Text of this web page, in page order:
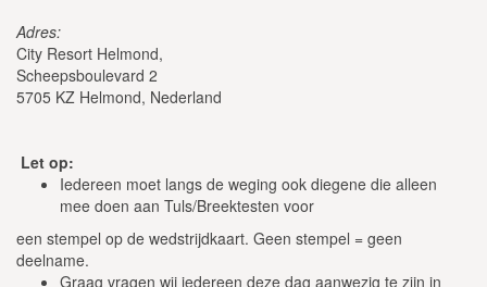
Adres:
City Resort Helmond,
Scheepsboulevard 2
5705 KZ Helmond, Nederland
Let op:
Iedereen moet langs de weging ook diegene die alleen
mee doen aan Tuls/Breektesten voor
een stempel op de wedstrijdkaart. Geen stempel = geen
deelname.
Graag vragen wij iedereen deze dag aanwezig te zijn in